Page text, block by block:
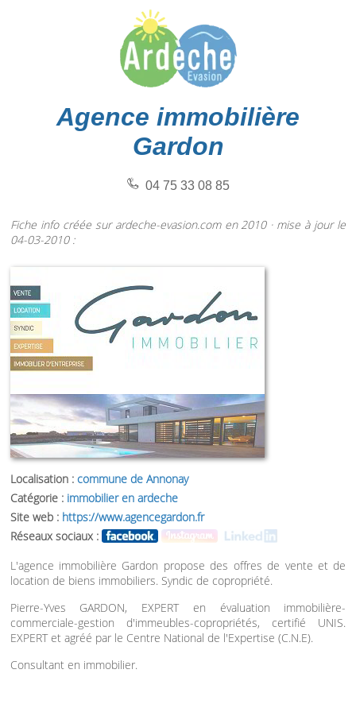
Agence immobilière
Gardon
04 75 33 08 85
Fiche info créée sur ardeche-evasion.com en 2010 · mise à jour le
04-03-2010 :
Localisation : commune de Annonay
Catégorie : immobilier en ardeche
Site web : https://www.agencegardon.fr
Réseaux sociaux :
L'agence immobilière Gardon propose des offres de vente et de
location de biens immobiliers. Syndic de copropriété.
Pierre-Yves GARDON, EXPERT en évaluation immobilière-
commerciale-gestion d'immeubles-copropriétés, certifié UNIS.
EXPERT et agréé par le Centre National de l'Expertise (C.N.E).
Consultant en immobilier.